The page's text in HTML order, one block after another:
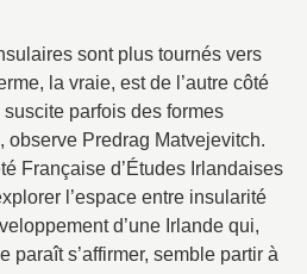
sont plus tournés vers
la vraie, est de l’autre côté
parfois des formes
observe Predrag Matvejevitch.
Française d’Études Irlandaises
l’espace entre insularité
d’une Irlande qui,
paraît s’affirmer, semble partir à